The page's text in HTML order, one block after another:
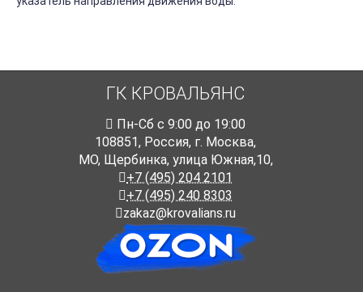
ГК КРОВАЛЬЯНС
Пн-Cб с 9:00 до 19:00
108851, Россия, г. Москва,
МО, Щербинка, улица Южная,10,
+7 (495) 204 2101
+7 (495) 240 8303
zakaz@krovalians.ru